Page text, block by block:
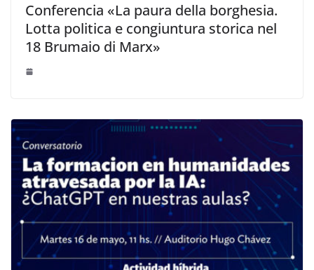
Conferencia «La paura della borghesia.
Lotta politica e congiuntura storica nel
18 Brumaio di Marx»